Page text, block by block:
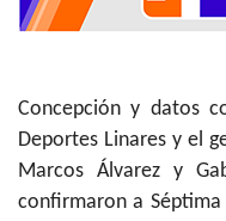
Concepción y datos
Deportes Linares y el
Marcos Álvarez y
confirmaron a